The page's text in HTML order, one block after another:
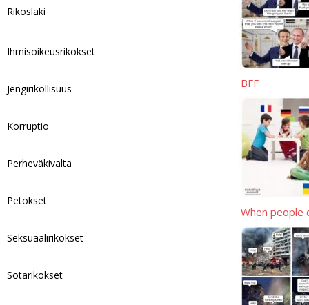
p
n
e
BFF
When people
Rikoslaki
Ihmisoikeusrikokset
Jengirikollisuus
Korruptio
Perheväkivalta
Petokset
Seksuaalirikokset
Sotarikokset